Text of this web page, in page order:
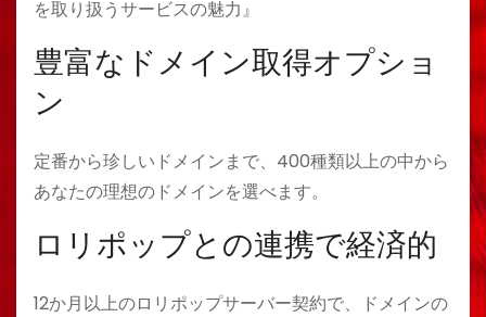
を取り扱うサービスの魅力』
豊富なドメイン取得オプショ
ン
定番から珍しいドメインまで、400種類以上の中から
あなたの理想のドメインを選べます。
ロリポップとの連携で経済的
12か月以上のロリポップサーバー契約で、ドメインの